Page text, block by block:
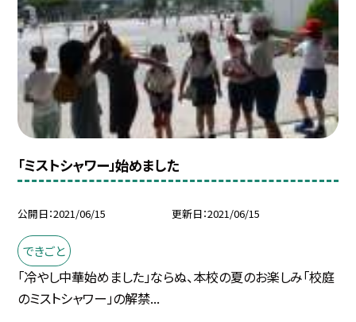
「ミストシャワー」始めました
公開日 2021/06/15 更新日 2021/06/15
できごと
「冷やし中華始めました」ならぬ、本校の夏のお楽しみ「校庭
のミストシャワー」の解禁...